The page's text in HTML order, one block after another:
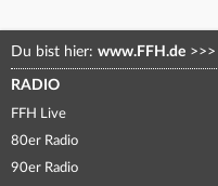
Du bist hier: www.FFH.de >>>
RADIO
FFH Live
80er Radio
90er Radio